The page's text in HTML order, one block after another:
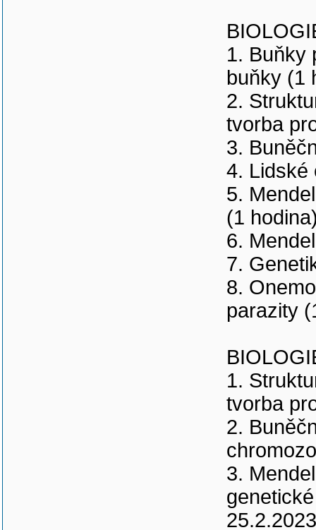
1. Buňky
buňky (1
2.
tvorba
3.
4. Lidské
5.
(1
6.
7.
8.
parazity
1.
tvorba
2.
3.